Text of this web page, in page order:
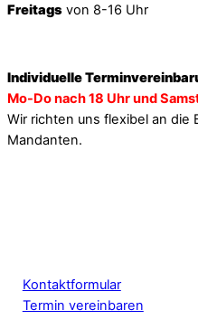
Freitags von 8-16 Uhr
Individuelle
Mo-Do nach 18 Uhr und
Wir richten uns flexibel an die
Mandanten.
Kontaktformular
Termin vereinbaren